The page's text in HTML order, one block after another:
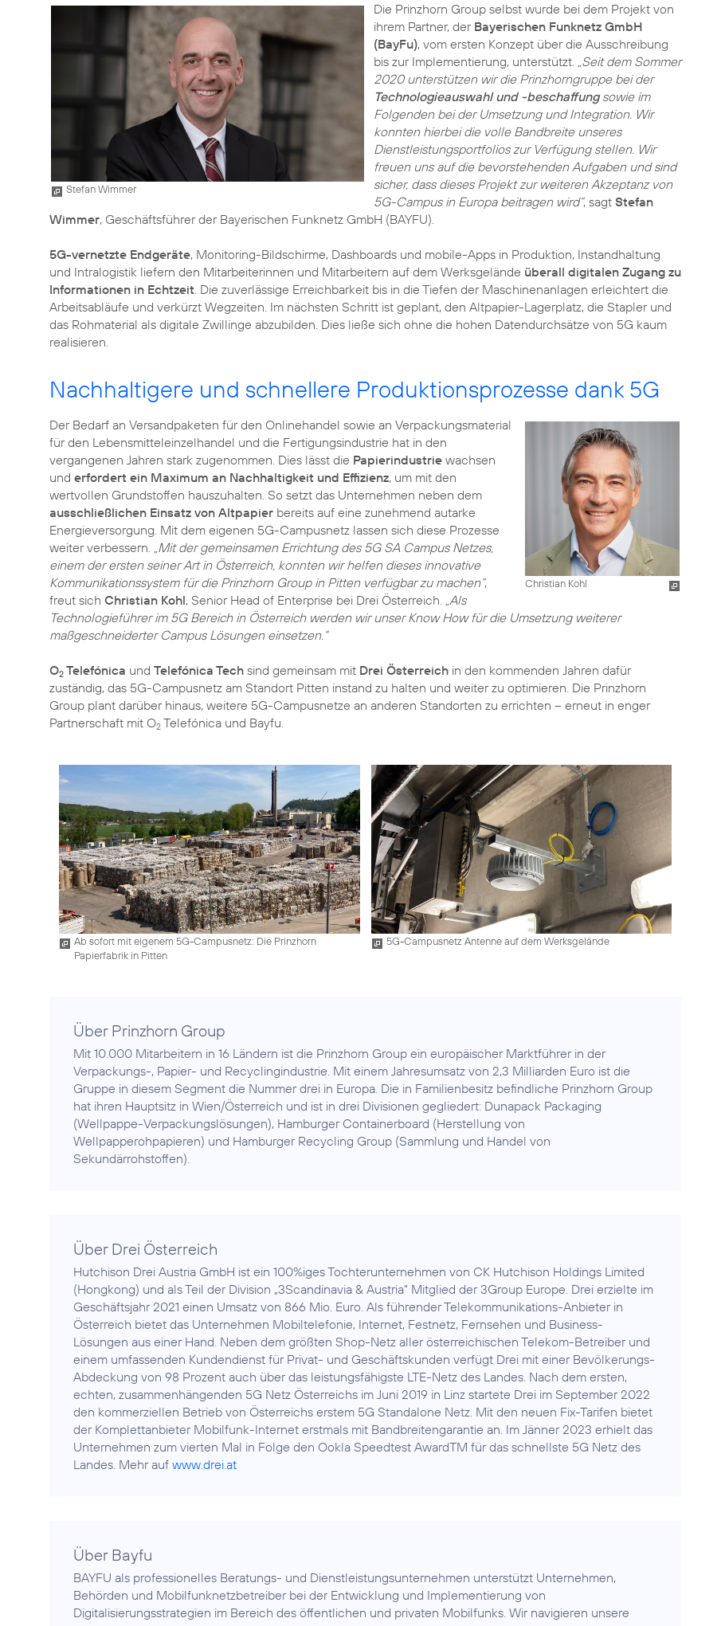
Stefan Wimmer
Die Prinzhorn Group selbst wurde bei dem Projekt von
ihrem Partner, der Bayerischen Funknetz GmbH
(BayFu), vom ersten Konzept über die Ausschreibung
bis zur Implementierung, unterstützt. „Seit dem Sommer
2020 unterstützen wir die Prinzhorngruppe bei der
Technologieauswahl und -beschaffungsowie im
Folgenden bei der Umsetzung und Integration. Wir
konnten hierbei die volle Bandbreite unseres
Dienstleistungsportfolios zur Verfügung stellen. Wir
freuen uns auf die bevorstehenden Aufgaben und sind
sicher, dass dieses Projekt zur weiteren Akzeptanz von
5G-Campus in Europa beitragen wird“, sagt Stefan
Wimmer, Geschäftsführer der Bayerischen Funknetz GmbH (BAYFU).
5G-vernetzte Endgeräte, Monitoring-Bildschirme, Dashboards und mobile-Apps in Produktion, Instandhaltung
und Intralogistik liefern den Mitarbeiterinnen und Mitarbeitern auf dem Werksgelände überall digitalen Zugang zu
Informationen in Echtzeit. Die zuverlässige Erreichbarkeit bis in die Tiefen der Maschinenanlagen erleichtert die
Arbeitsabläufe und verkürzt Wegzeiten. Im nächsten Schritt ist geplant, den Altpapier-Lagerplatz, die Stapler und
das Rohmaterial als digitale Zwillinge abzubilden. Dies ließe sich ohne die hohen Datendurchsätze von 5G kaum
realisieren.
Nachhaltigere und schnellere Produktionsprozesse dank 5G
Christian Kohl
Der Bedarf an Versandpaketen für den Onlinehandel sowie an Verpackungsmaterial
für den Lebensmitteleinzelhandel und die Fertigungsindustrie hat in den
vergangenen Jahren stark zugenommen. Dies lässt die Papierindustrie wachsen
und erfordert ein Maximum an Nachhaltigkeit und Effizienz, um mit den
wertvollen Grundstoffen hauszuhalten. So setzt das Unternehmen neben dem
ausschließlichen Einsatz von Altpapier bereits auf eine zunehmend autarke
Energieversorgung. Mit dem eigenen 5G-Campusnetz lassen sich diese Prozesse
weiter verbessern. „Mit der gemeinsamen Errichtung des 5G SA Campus Netzes,
einem der ersten seiner Art in Österreich, konnten wir helfen dieses innovative
Kommunikationssystem für die Prinzhorn Group in Pitten verfügbar zu machen“,
freut sich Christian Kohl, Senior Head of Enterprise bei Drei Österreich. „Als
Technologieführer im 5G Bereich in Österreich werden wir unser Know How für die Umsetzung weiterer
maßgeschneiderter Campus Lösungen einsetzen.“
O2 Telefónica und Telefónica Tech sind gemeinsam mit Drei Österreich in den kommenden Jahren dafür
zuständig, das 5G-Campusnetz am Standort Pitten instand zu halten und weiter zu optimieren. Die Prinzhorn
Group plant darüber hinaus, weitere 5G-Campusnetze an anderen Standorten zu errichten – erneut in enger
Partnerschaft mit O2 Telefónica und Bayfu.
Ab sofort mit eigenem 5G-Campusnetz: Die Prinzhorn
Papierfabrik in Pitten
5G-Campusnetz Antenne auf dem Werksgelände
Über Prinzhorn Group
Mit 10.000 Mitarbeitern in 16 Ländern ist die Prinzhorn Group ein europäischer Marktführer in der
Verpackungs-, Papier- und Recyclingindustrie. Mit einem Jahresumsatz von 2,3 Milliarden Euro ist die
Gruppe in diesem Segment die Nummer drei in Europa. Die in Familienbesitz befindliche Prinzhorn Group
hat ihren Hauptsitz in Wien/Österreich und ist in drei Divisionen gegliedert: Dunapack Packaging
(Wellpappe-Verpackungslösungen), Hamburger Containerboard (Herstellung von
Wellpapperohpapieren) und Hamburger Recycling Group (Sammlung und Handel von
Sekundärrohstoffen).
Über Drei Österreich
Hutchison Drei Austria GmbH ist ein 100%iges Tochterunternehmen von CK Hutchison Holdings Limited
(Hongkong) und als Teil der Division „3Scandinavia & Austria“ Mitglied der 3Group Europe. Drei erzielte im
Geschäftsjahr 2021 einen Umsatz von 866 Mio. Euro. Als führender Telekommunikations-Anbieter in
Österreich bietet das Unternehmen Mobiltelefonie, Internet, Festnetz, Fernsehen und Business-
Lösungen aus einer Hand. Neben dem größten Shop-Netz aller österreichischen Telekom-Betreiber und
einem umfassenden Kundendienst für Privat- und Geschäftskunden verfügt Drei mit einer Bevölkerungs-
Abdeckung von 98 Prozent auch über das leistungsfähigste LTE-Netz des Landes. Nach dem ersten,
echten, zusammenhängenden 5G Netz Österreichs im Juni 2019 in Linz startete Drei im September 2022
den kommerziellen Betrieb von Österreichs erstem 5G Standalone Netz. Mit den neuen Fix-Tarifen bietet
der Komplettanbieter Mobilfunk-Internet erstmals mit Bandbreitengarantie an. Im Jänner 2023 erhielt das
Unternehmen zum vierten Mal in Folge den Ookla Speedtest AwardTM für das schnellste 5G Netz des
Landes. Mehr auf www.drei.at
Über Bayfu
BAYFU als professionelles Beratungs- und Dienstleistungsunternehmen unterstützt Unternehmen,
Behörden und Mobilfunknetzbetreiber bei der Entwicklung und Implementierung von
Digitalisierungsstrategien im Bereich des öffentlichen und privaten Mobilfunks. Wir navigieren unsere